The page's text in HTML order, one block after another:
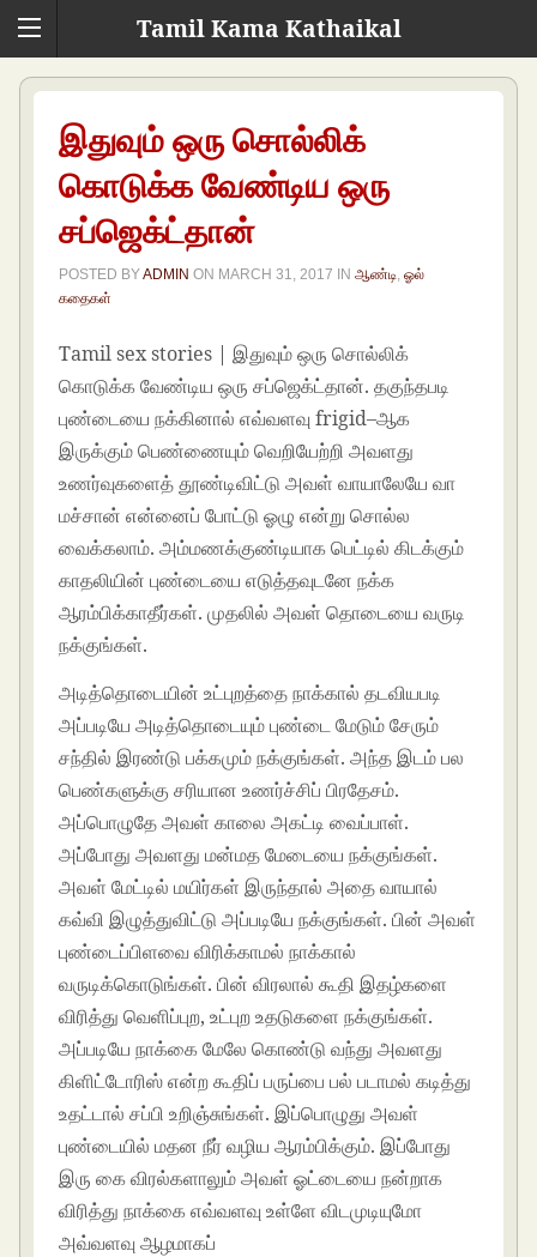
Tamil Kama Kathaikal
இதுவும் ஒரு சொல்லிக்
கொடுக்க வேண்டிய ஒரு
சப்ஜெக்ட்தான்
POSTED BYADMIN ON MARCH 31, 2017 INஆண்டி ,ஓல்
கதைகள்
Tamil sex stories | இதுவும் ஒரு சொல்லிக்
கொடுக்க வேண்டிய ஒரு சப்ஜெக்ட்தான். தகுந்தபடி
புண்டையை நக்கினால் எவ்வளவு frigid–ஆக
இருக்கும் பெண்ணையும் வெறியேற்றி அவளது
உணர்வுகளைத் தூண்டிவிட்டு அவள் வாயாலேயே வா
மச்சான் என்னைப் போட்டு ஓழு என்று சொல்ல
வைக்கலாம். அம்மணக்குண்டியாக பெட்டில் கிடக்கும்
காதலியின் புண்டையை எடுத்தவுடனே நக்க
ஆரம்பிக்காதீர்கள். முதலில் அவள் தொடையை வருடி
நக்குங்கள்.
அடித்தொடையின் உட்புறத்தை நாக்கால் தடவியபடி
அப்படியே அடித்தொடையும் புண்டை மேடும் சேரும்
சந்தில் இரண்டு பக்கமும் நக்குங்கள். அந்த இடம் பல
பெண்களுக்கு சரியான உணர்ச்சிப் பிரதேசம்.
அப்பொழுதே அவள் காலை அகட்டி வைப்பாள்.
அப்போது அவளது மன்மத மேடையை நக்குங்கள்.
அவள் மேட்டில் மயிர்கள் இருந்தால் அதை வாயால்
கவ்வி இழுத்துவிட்டு அப்படியே நக்குங்கள். பின் அவள்
புண்டைப்பிளவை விரிக்காமல் நாக்கால்
வருடிக்கொடுங்கள். பின் விரலால் கூதி இதழ்களை
விரித்து வெளிப்புற, உட்புற உதடுகளை நக்குங்கள்.
அப்படியே நாக்கை மேலே கொண்டு வந்து அவளது
கிளிட்டோரிஸ் என்ற கூதிப் பருப்பை பல் படாமல் கடித்து
உதட்டால் சப்பி உறிஞ்சுங்கள். இப்பொழுது அவள்
புண்டையில் மதன நீர் வழிய ஆரம்பிக்கும். இப்போது
இரு கை விரல்களாலும் அவள் ஓட்டையை நன்றாக
விரித்து நாக்கை எவ்வளவு உள்ளே விடமுடியுமோ
அவ்வளவு ஆழமாகப்